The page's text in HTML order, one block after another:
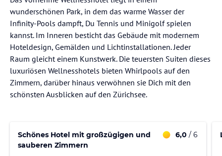
wunderschönen Park, in dem das warme Wasser der
Infinity-Pools dampft, Du Tennis und Minigolf spielen
kannst. Im Inneren besticht das Gebäude mit modernem
Hoteldesign, Gemälden und Lichtinstallationen. Jeder
Raum gleicht einem Kunstwerk. Die teuersten Suiten dieses
luxuriösen Wellnesshotels bieten Whirlpools auf den
Zimmern, darüber hinaus verwöhnen sie Dich mit den
schönsten Ausblicken auf den Zürichsee.
Schönes Hotel mit großzügigen und
sauberen Zimmern
6,0 / 6